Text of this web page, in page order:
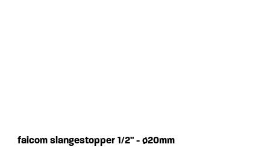
faicom slangestopper 1/2" - ø20mm